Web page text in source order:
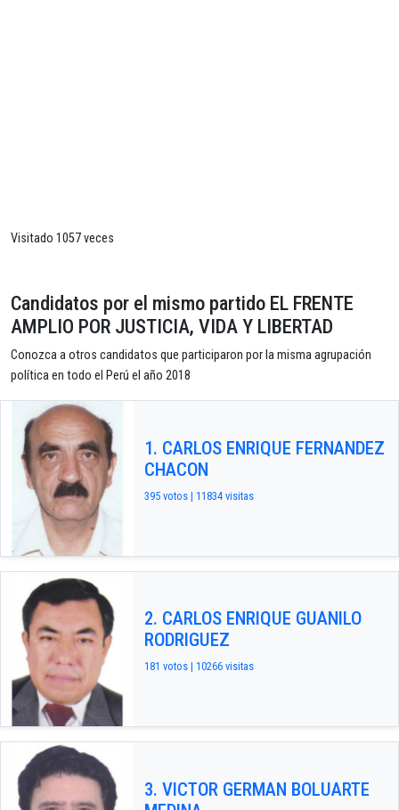
Visitado 1057 veces
Candidatos por el mismo partido EL FRENTE
AMPLIO POR JUSTICIA, VIDA Y LIBERTAD
Conozca a otros candidatos que participaron por la misma agrupación
política en todo el Perú el año 2018
1. CARLOS ENRIQUE FERNANDEZ
CHACON
395 votos | 11834 visitas
2. CARLOS ENRIQUE GUANILO
RODRIGUEZ
181 votos | 10266 visitas
3. VICTOR GERMAN BOLUARTE